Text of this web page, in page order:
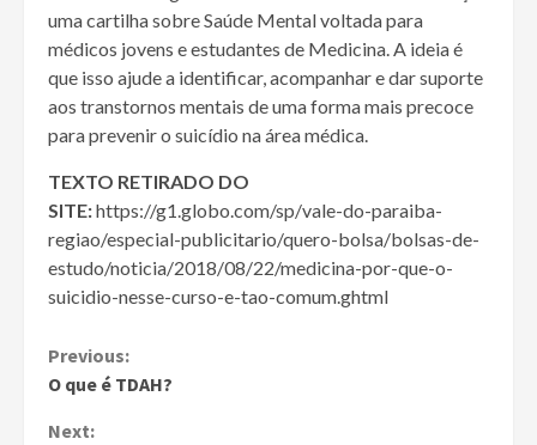
uma cartilha sobre Saúde Mental voltada para
médicos jovens e estudantes de Medicina. A ideia é
que isso ajude a identificar, acompanhar e dar suporte
aos transtornos mentais de uma forma mais precoce
para prevenir o suicídio na área médica.
TEXTO RETIRADO DO
SITE:https://g1.globo.com/sp/vale-do-paraiba-
regiao/especial-publicitario/quero-bolsa/bolsas-de-
estudo/noticia/2018/08/22/medicina-por-que-o-
suicidio-nesse-curso-e-tao-comum.ghtml
Continue
Reading
Previous:
O que é TDAH?
Next: